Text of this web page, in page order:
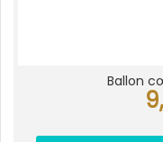
Ballon